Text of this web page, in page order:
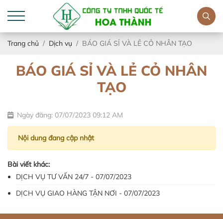
Trang chủ Dịch vụ BÁO GIÁ SỈ VÀ LẺ CỎ NHÂN TẠO
BÁO GIÁ SỈ VÀ LẺ CỎ NHÂN
TẠO
Ngày đăng: 07/07/2023 09:12 AM
Nội dung đang cập nhật
Bài viết khác:
DỊCH VỤ TƯ VẤN 24/7 - 07/07/2023
DỊCH VỤ GIAO HÀNG TẬN NƠI - 07/07/2023